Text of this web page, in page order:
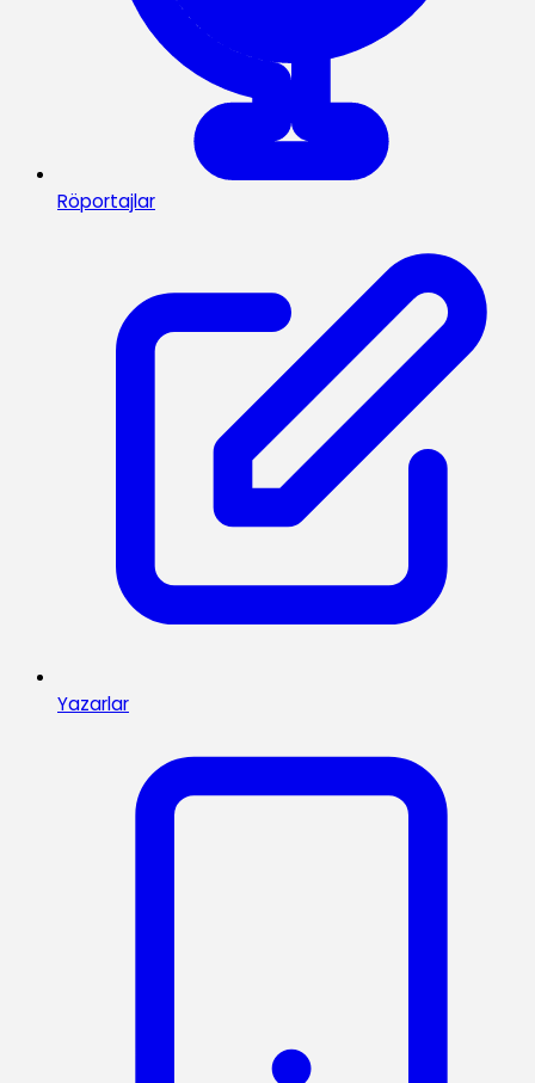
Röportajlar
Yazarlar